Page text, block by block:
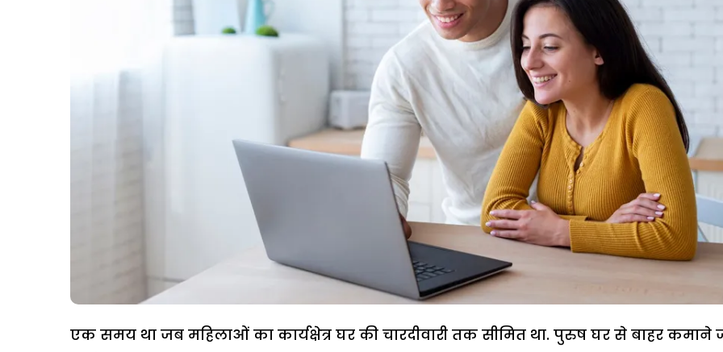
एक समय था जब महिलाओं का कार्यक्षेत्र घर की चारदीवारी तक सीमित था. पुरुष घर से बाहर कमाने